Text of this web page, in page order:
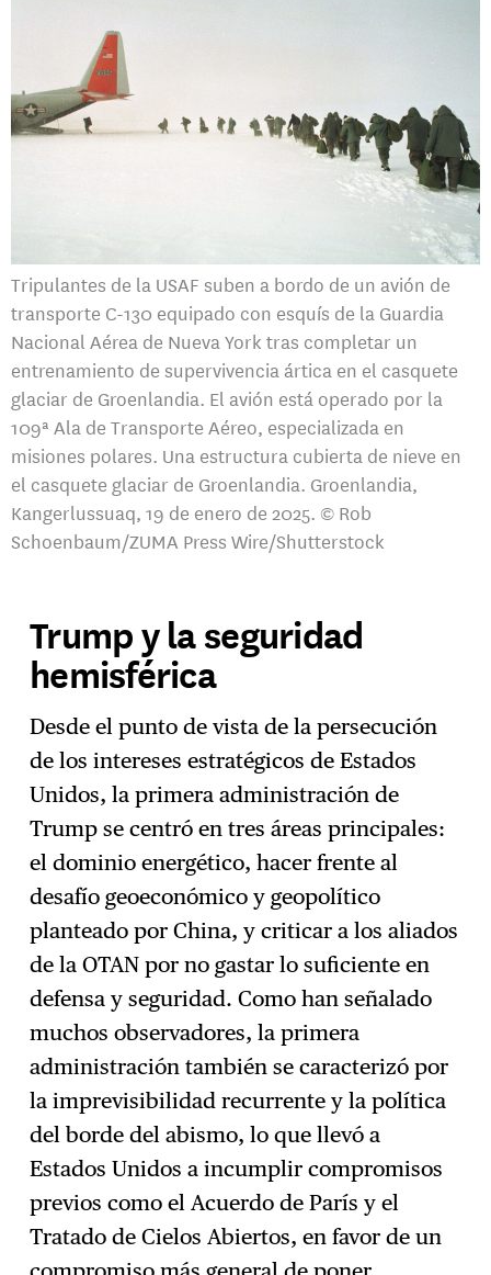
Tripulantes de la USAF suben a bordo de un avión de
transporte C-130 equipado con esquís de la Guardia
Nacional Aérea de Nueva York tras completar un
entrenamiento de supervivencia ártica en el casquete
glaciar de Groenlandia. El avión está operado por la
109ª Ala de Transporte Aéreo, especializada en
misiones polares. Una estructura cubierta de nieve en
el casquete glaciar de Groenlandia. Groenlandia,
Kangerlussuaq, 19 de enero de 2025. © Rob
Schoenbaum/ZUMA Press Wire/Shutterstock
Trump y la seguridad
hemisférica
Desde el punto de vista de la persecución
de los intereses estratégicos de Estados
Unidos, la primera administración de
Trump se centró en tres áreas principales:
el dominio energético, hacer frente al
desafío geoeconómico y geopolítico
planteado por China, y criticar a los aliados
de la OTAN por no gastar lo suficiente en
defensa y seguridad. Como han señalado
muchos observadores, la primera
administración también se caracterizó por
la imprevisibilidad recurrente y la política
del borde del abismo, lo que llevó a
Estados Unidos a incumplir compromisos
previos como el Acuerdo de París y el
Tratado de Cielos Abiertos, en favor de un